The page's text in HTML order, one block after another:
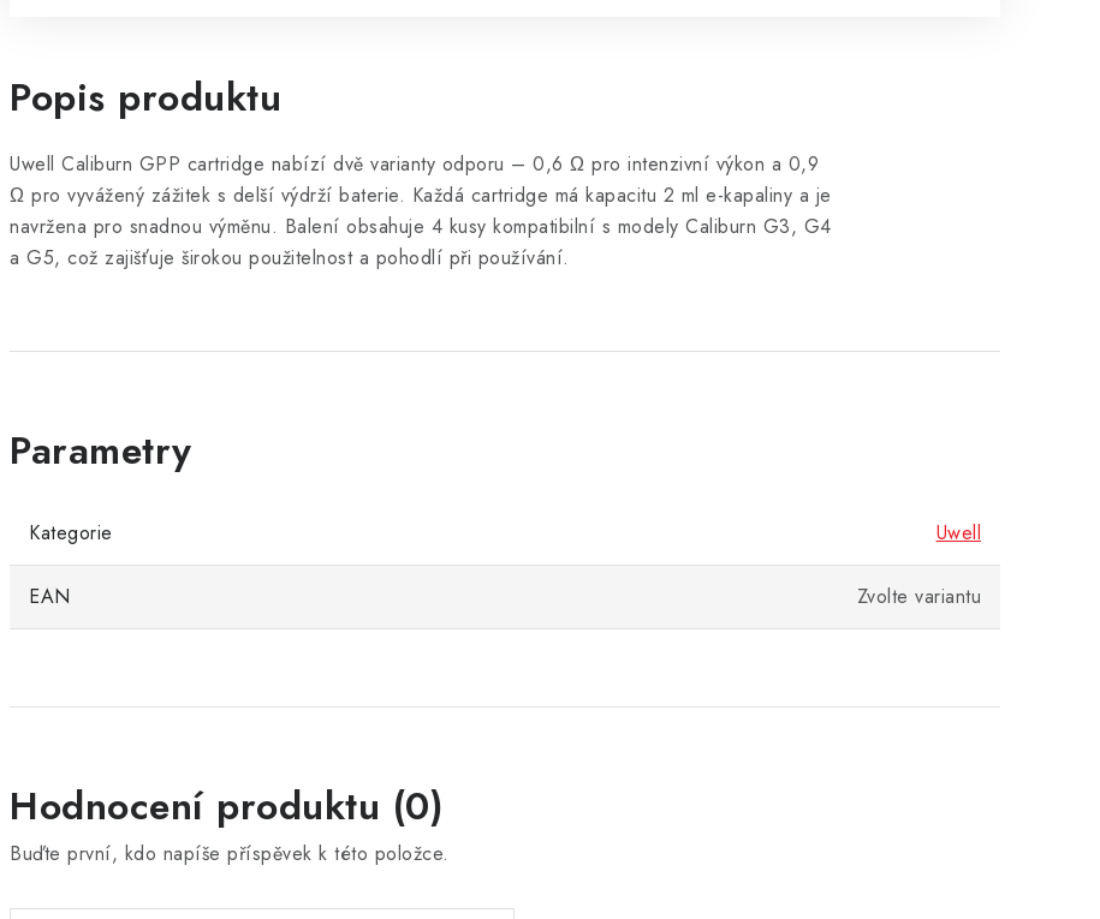
Popis produktu
Uwell Caliburn GPP cartridge nabízí dvě varianty odporu – 0,6 Ω pro intenzivní výkon a 0,9
Ω pro vyvážený zážitek s delší výdrží baterie. Každá cartridge má kapacitu 2 ml e-kapaliny a je
navržena pro snadnou výměnu. Balení obsahuje 4 kusy kompatibilní s modely Caliburn G3, G4
a G5, což zajišťuje širokou použitelnost a pohodlí při používání.
Kategorie Uwell
EAN Zvolte variantu
Hodnocení produktu (0)
Buďte první, kdo napíše příspěvek k této položce.